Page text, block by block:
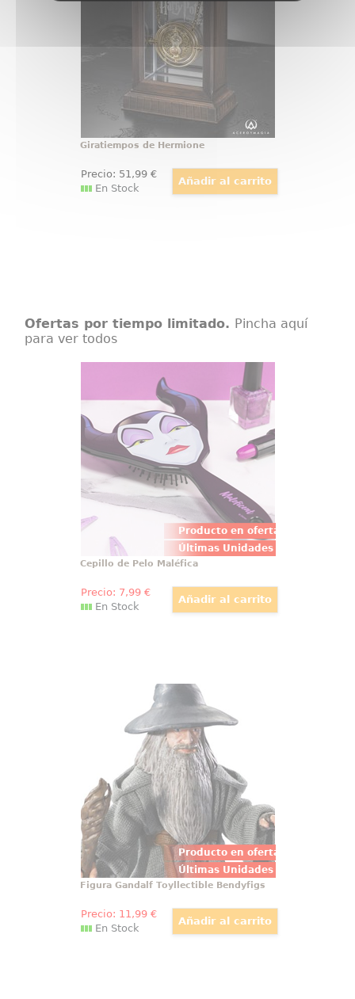
realizada con total fidelidad al
giratiempos que aparece en la
película de Harry Potter y el
Prisionero de Azkaban
Giratiempos de Hermione
Precio: 51 ,99€
En Stock
Ofertas por tiempo limitado. Pincha aquí
para ver todos
Producto en oferta
Últimas Unidades
Cepillo de Pelo Maléfica
Precioso cepillo de pelo de
Maléfica basado en la popular
ratona de La Bella Durmiente de
la factoría Disney. Ahora las
villanas de la casa podrán tener el
cepillo más cuqui de Disney
Cepillo de Pelo Maléfica
Precio: 7,99€
En Stock
Producto en oferta
Últimas Unidades
Figura Gandalf Toyllectible
Figura articulada de Gandalf
basado en la saga de El Señor de
los Anillos. Puedes mover sus
brazos y piernas. Mide
aproximadamente 19 cm. El
regalo perfecto para fans de la
Tierra Media y será un verdadero
compañero para ti.
Figura Gandalf Toyllectible Bendyfigs
Precio: 11 ,99€
En Stock